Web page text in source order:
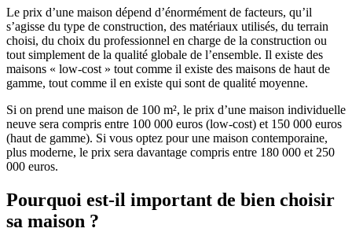
Le prix d’une maison dépend d’énormément de facteurs, qu’il
s’agisse du type de construction, des matériaux utilisés, du terrain
choisi, du choix du professionnel en charge de la construction ou
tout simplement de la qualité globale de l’ensemble. Il existe des
maisons « low-cost » tout comme il existe des maisons de haut de
gamme, tout comme il en existe qui sont de qualité moyenne.
Si on prend une maison de 100 m², le prix d’une maison individuelle
neuve sera compris entre 100 000 euros (low-cost) et 150 000 euros
(haut de gamme). Si vous optez pour une maison contemporaine,
plus moderne, le prix sera davantage compris entre 180 000 et 250
000 euros.
Pourquoi est-il important de bien choisir
sa maison ?